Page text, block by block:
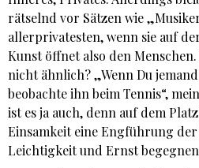
rätselnd vor Sätzen wie
allerprivatesten, wenn sie auf
Kunst öffnet also den
nicht ähnlich? „Wenn Du
beobachte ihn beim Tennis“,
ist es ja auch, denn auf dem
Einsamkeit eine Engführung
Leichtigkeit und Ernst